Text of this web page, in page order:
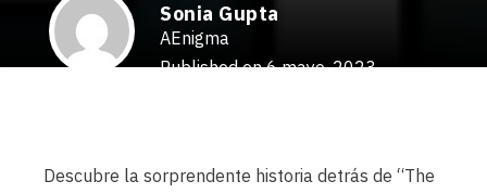
Sonia Gupta
AEnigma
Published on 6 mayo, 2023
Descubre la sorprendente historia detrás de “The